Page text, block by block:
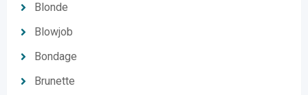
Blonde
Blowjob
Bondage
Brunette